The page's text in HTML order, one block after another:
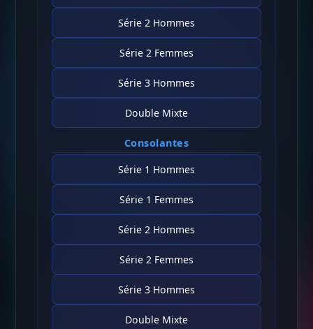
Série 2 Hommes
Série 2 Femmes
Série 3 Hommes
Double Mixte
Consolantes
Série 1 Hommes
Série 1 Femmes
Série 2 Hommes
Série 2 Femmes
Série 3 Hommes
Double Mixte